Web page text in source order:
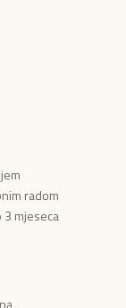
radom
mjeseca